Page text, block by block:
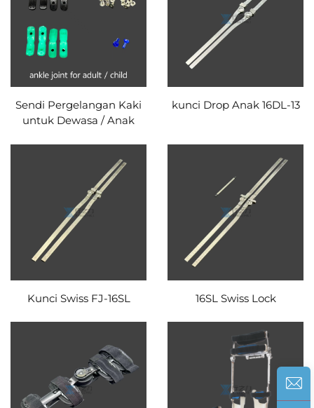
Sendi Pergelangan Kaki
untuk Dewasa / Anak
kunci Drop Anak 16DL-13
Kunci Swiss FJ-16SL 16SL Swiss Lock